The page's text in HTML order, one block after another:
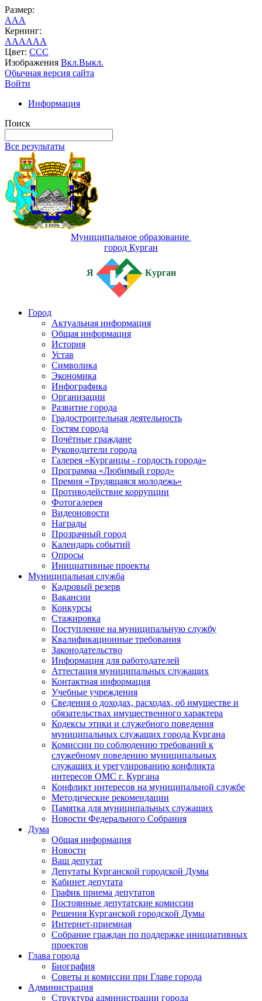
Размер:
AAA
Кернинг:
AAAAAA
Цвет: CCC
Изображения Вкл.Выкл.
Обычная версия сайта
Войти
Информация
Поиск
Все результаты
Муниципальное образование
город Курган
Я Курган
Город
Актуальная информация
Общая информация
История
Устав
Символика
Экономика
Инфографика
Организации
Развитие города
Градостроительная деятельность
Гостям города
Почётные граждане
Руководители города
Галерея «Курганцы - гордость города»
Программа «Любимый город»
Премия «Трудящаяся молодежь»
Противодействие коррупции
Фотогалерея
Видеоновости
Награды
Прозрачный город
Календарь событий
Опросы
Инициативные проекты
Муниципальная служба
Кадровый резерв
Вакансии
Конкурсы
Стажировка
Поступление на муниципальную службу
Квалификационные требования
Законодательство
Информация для работодателей
Аттестация муниципальных служащих
Контактная информация
Учебные учреждения
Сведения о доходах, расходах, об имуществе и
обязательствах имущественного характера
Кодексы этики и служебного поведения
муниципальных служащих города Кургана
Комиссии по соблюдению требований к
служебному поведению муниципальных
служащих и урегулированию конфликта
интересов ОМС г. Кургана
Конфликт интересов на муниципальной службе
Методические рекомендации
Памятка для муниципальных служащих
Новости Федерального Cобрания
Дума
Общая информация
Новости
Ваш депутат
Депутаты Курганской городской Думы
Кабинет депутата
График приема депутатов
Постоянные депутатские комиссии
Решения Курганской городской Думы
Интернет-приемная
Собрание граждан по поддержке инициативных
проектов
Глава города
Биография
Советы и комиссии при Главе города
Администрация
Структура администрации города